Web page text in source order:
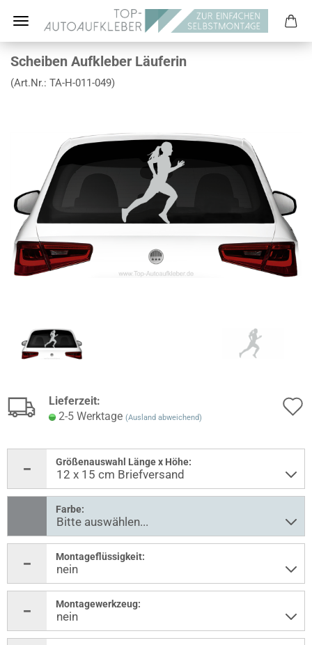
Scheiben Aufkleber Läuferin
(Art.Nr.: TA-H-011-049)
Lieferzeit:
2-5 Werktage (Ausland abweichend)
Größenauswahl Länge x Höhe:
Farbe:
Montageflüssigkeit:
Montagewerkzeug: